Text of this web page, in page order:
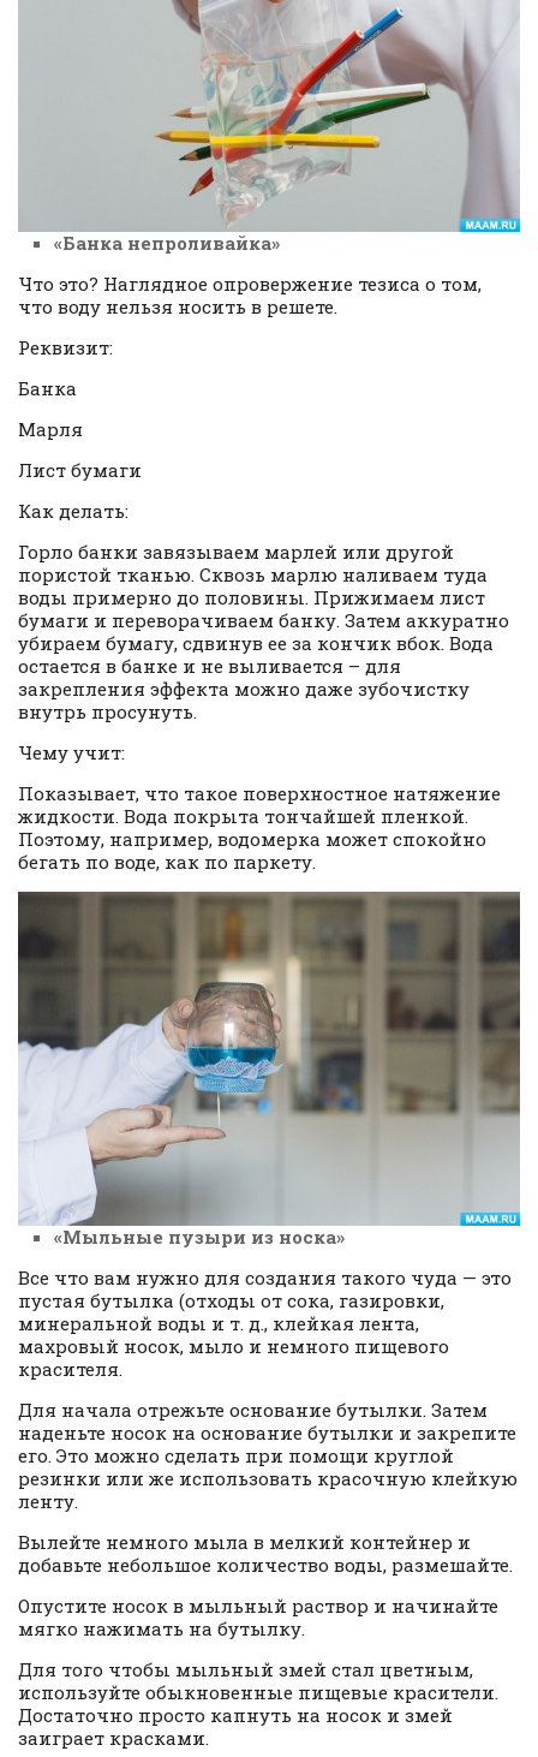
«Банка непроливайка»
Что это? Наглядное опровержение тезиса о том,
что воду нельзя носить в решете.
Реквизит:
Банка
Марля
Лист бумаги
Как делать:
Горло банки завязываем марлей или другой
пористой тканью. Сквозь марлю наливаем туда
воды примерно до половины. Прижимаем лист
бумаги и переворачиваем банку. Затем аккуратно
убираем бумагу, сдвинув ее за кончик вбок. Вода
остается в банке и не выливается – для
закрепления эффекта можно даже зубочистку
внутрь просунуть.
Чему учит:
Показывает, что такое поверхностное натяжение
жидкости. Вода покрыта тончайшей пленкой.
Поэтому, например, водомерка может спокойно
бегать по воде, как по паркету.
«Мыльные пузыри из носка»
Все что вам нужно для создания такого чуда — это
пустая бутылка (отходы от сока, газировки,
минеральной воды и т. д., клейкая лента,
махровый носок, мыло и немного пищевого
красителя.
Для начала отрежьте основание бутылки. Затем
наденьте носок на основание бутылки и закрепите
его. Это можно сделать при помощи круглой
резинки или же использовать красочную клейкую
ленту.
Вылейте немного мыла в мелкий контейнер и
добавьте небольшое количество воды, размешайте.
Опустите носок в мыльный раствор и начинайте
мягко нажимать на бутылку.
Для того чтобы мыльный змей стал цветным,
используйте обыкновенные пищевые красители.
Достаточно просто капнуть на носок и змей
заиграет красками.